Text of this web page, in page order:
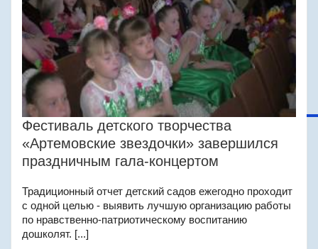
Фестиваль детского творчества
«Артемовские звездочки» завершился
праздничным гала-концертом
Традиционный отчет детский садов ежегодно проходит
с одной целью - выявить лучшую организацию работы
по нравственно-патриотическому воспитанию
дошколят. [...]